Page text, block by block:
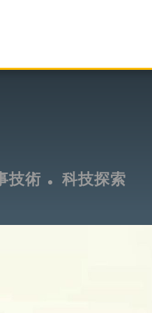
技術 科技探索